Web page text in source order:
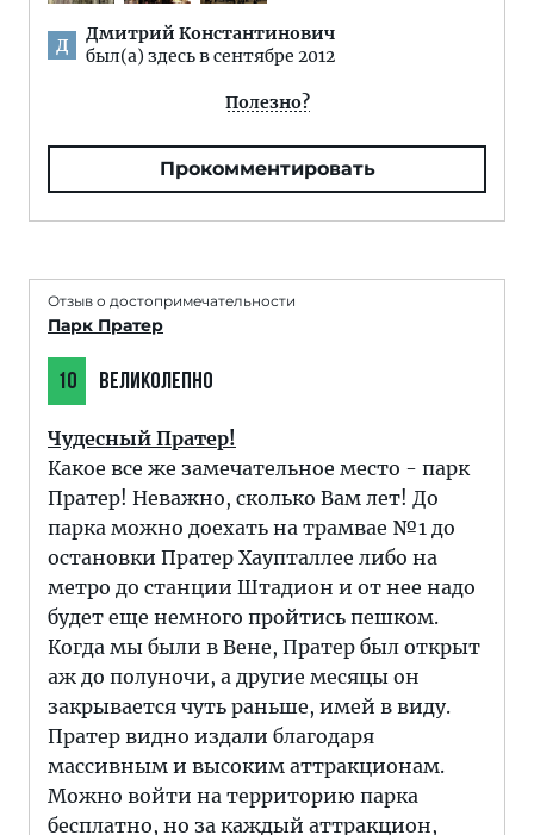
Д
Дмитрий Константинович
был(а) здесь в сентябре 2012
Полезно?
Прокомментировать
Отзыв о достопримечательности
Парк Пратер
10 ВЕЛИКОЛЕПНО
Чудесный Пратер!
Какое все же замечательное место - парк
Пратер! Неважно, сколько Вам лет! До
парка можно доехать на трамвае №1 до
остановки Пратер Хаупталлее либо на
метро до станции Штадион и от нее надо
будет еще немного пройтись пешком.
Когда мы были в Вене, Пратер был открыт
аж до полуночи, а другие месяцы он
закрывается чуть раньше, имей в виду.
Пратер видно издали благодаря
массивным и высоким аттракционам.
Можно войти на территорию парка
бесплатно, но за каждый аттракцион,